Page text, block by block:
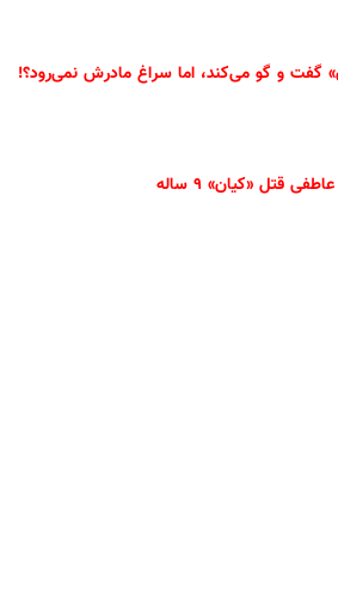
گفت و گو می‌کند، اما سراغ مادرش نمی‌رود؟!
قتل «کیان» ۹ ساله